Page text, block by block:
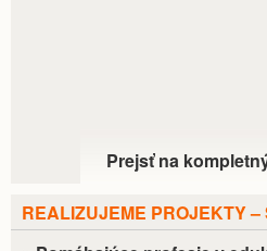
Prejsť na
REALIZUJEME PROJEKTY –